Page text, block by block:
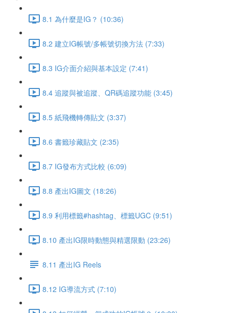
8.1 為什麼是IG？ (10:36)
8.2 建立IG帳號/多帳號切換方法 (7:33)
8.3 IG介面介紹與基本設定 (7:41)
8.4 追蹤與被追蹤、QR碼追蹤功能 (3:45)
8.5 紙飛機轉傳貼文 (3:37)
8.6 書籤珍藏貼文 (2:35)
8.7 IG發布方式比較 (6:09)
8.8 產出IG圖文 (18:26)
8.9 利用標籤#hashtag、標籤UGC (9:51)
8.10 產出IG限時動態與精選限動 (23:26)
8.11 產出IG Reels
8.12 IG導流方式 (7:10)